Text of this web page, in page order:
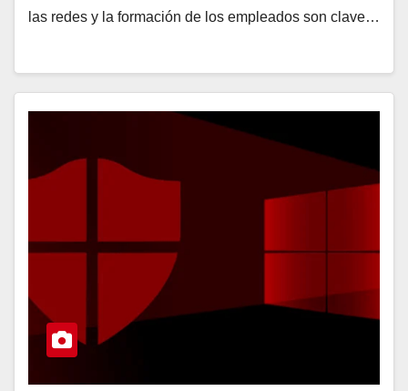
las redes y la formación de los empleados son clave…